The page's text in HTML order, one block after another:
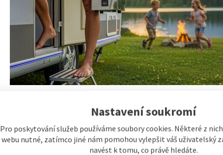
Nastavení soukromí
Pro poskytování služeb používáme soubory cookies. Některé z
webu nutné, zatímco jiné nám pomohou vylepšit váš uživatelský
navést k tomu, co právě hledáte.
LINDR JG PŘÍMÁ 8 X 9,5MM Redukční spojka